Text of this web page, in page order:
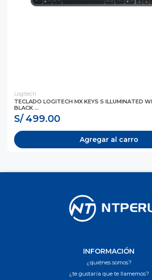
Logitech
TECLADO LOGITECH MX KEYS S ILLUMINATED
BLACK ...
S/ 499.00
Agregar al carro
INFORMACIÓN
¿quiénes somos?
¿te gustaría que te llamemos?